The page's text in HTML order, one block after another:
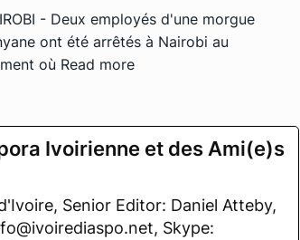
- Deux employés d'une morgue
ont été arrêtés à Nairobi au
où Read more
Ivoirienne et des Ami(e)s
Senior Editor: Daniel Atteby,
Skype: